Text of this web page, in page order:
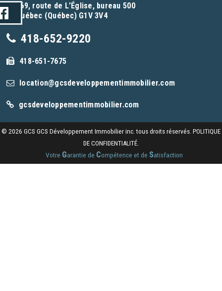
969, route de L’Église, bureau 500
Québec (Québec) G1V 3V4
418-652-9220
418-651-7675
location@gcsdeveloppementimmobilier.com
gcsdeveloppementimmobilier.com
© 2026 GCS GCS Développement Immobilier inc. tous droits réservés. POLITIQUE
DE CONFIDENTIALITÉ.
Votre Garantie de Compétence et de Satisfaction